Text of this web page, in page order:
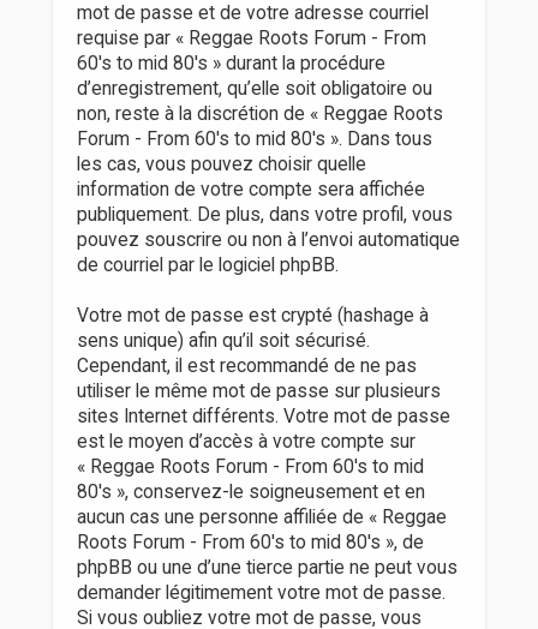
mot de passe et de votre adresse courriel
requise par « Reggae Roots Forum - From
60's to mid 80's » durant la procédure
d’enregistrement, qu’elle soit obligatoire ou
non, reste à la discrétion de « Reggae Roots
Forum - From 60's to mid 80's ». Dans tous
les cas, vous pouvez choisir quelle
information de votre compte sera affichée
publiquement. De plus, dans votre profil, vous
pouvez souscrire ou non à l’envoi automatique
de courriel par le logiciel phpBB.
Votre mot de passe est crypté (hashage à
sens unique) afin qu’il soit sécurisé.
Cependant, il est recommandé de ne pas
utiliser le même mot de passe sur plusieurs
sites Internet différents. Votre mot de passe
est le moyen d’accès à votre compte sur
« Reggae Roots Forum - From 60's to mid
80's », conservez-le soigneusement et en
aucun cas une personne affiliée de « Reggae
Roots Forum - From 60's to mid 80's », de
phpBB ou une d’une tierce partie ne peut vous
demander légitimement votre mot de passe.
Si vous oubliez votre mot de passe, vous